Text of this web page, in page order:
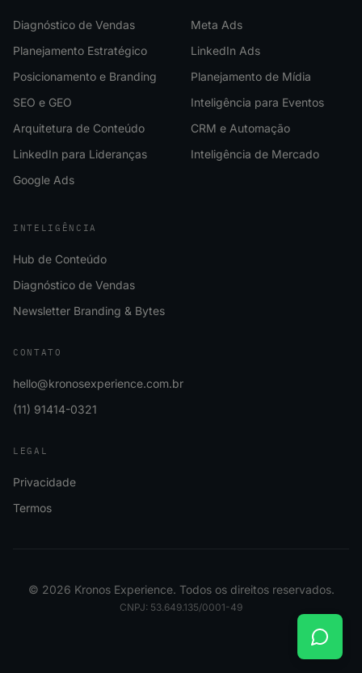
Diagnóstico de Vendas
Planejamento Estratégico
Posicionamento e Branding
SEO e GEO
Arquitetura de Conteúdo
LinkedIn para Lideranças
Google Ads
Meta Ads
LinkedIn Ads
Planejamento de Mídia
Inteligência para Eventos
CRM e Automação
Inteligência de Mercado
INTELIGÊNCIA
Hub de Conteúdo
Diagnóstico de Vendas
Newsletter Branding & Bytes
CONTATO
hello@kronosexperience.com.br
(11) 91414-0321
LEGAL
Privacidade
Termos
© 2026 Kronos Experience. Todos os direitos reservados.
CNPJ: 53.649.135/0001-49